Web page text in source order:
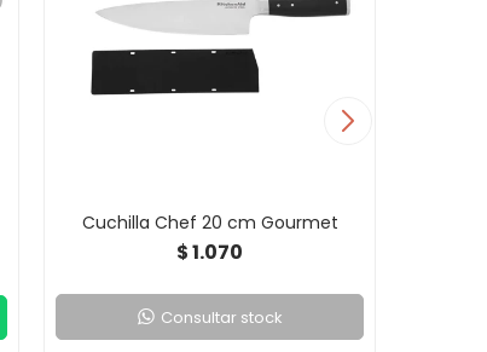
Cuchilla Chef 20 cm Gourmet
$1.070
Consultar stock